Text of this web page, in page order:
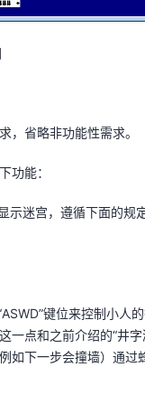
，省略非功能性需求。
功能：
示迷宫，遵循下面的规定
ASWD”键位来控制小人
一点和之前介绍的“井
如下一步会撞墙）通过